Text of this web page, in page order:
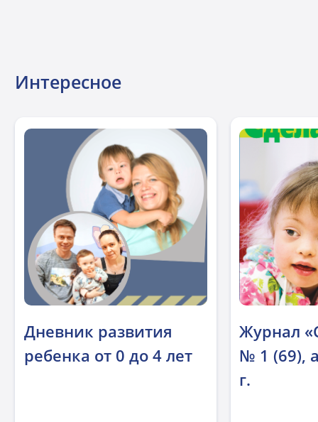
Интересное
Дневник развития
ребенка от 0 до 4 лет
Журнал
№ 1 (69),
г.